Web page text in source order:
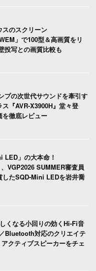
スのスクリーン
」で100型＆高画質をリ
投写との画質比較も
プの次世代サウンドを牽引す
ス『AVR-X3900H』堂々登
を徹底レビュー
LED」の大本命！
VGP2026 SUMMER審査員
したSQD-Mini LEDを岩井喬
くなる小回りの効くHi-Fi音
Bluetooth対応のクリエイテ
クティブスピーカーをチェ